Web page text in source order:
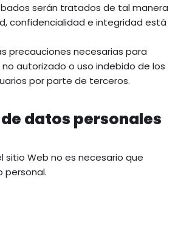
serán tratados de tal manera
confidencialidad e integridad está
precauciones necesarias para
autorizado o uso indebido de los
por parte de terceros.
datos personales
sitio Web no es necesario que
personal.